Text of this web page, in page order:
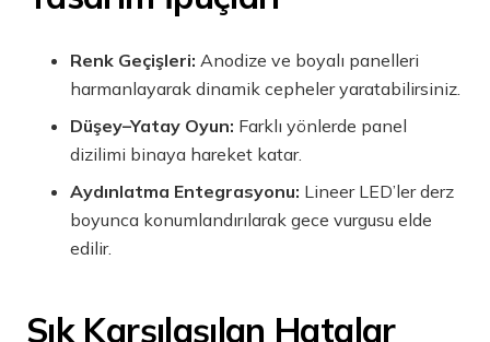
Renk Geçişleri: Anodize ve boyalı panelleri
harmanlayarak dinamik cepheler yaratabilirsiniz.
Düşey–Yatay Oyun: Farklı yönlerde panel
dizilimi binaya hareket katar.
Aydınlatma Entegrasyonu: Lineer LED’ler derz
boyunca konumlandırılarak gece vurgusu elde
edilir.
Sık Karşılaşılan Hatalar